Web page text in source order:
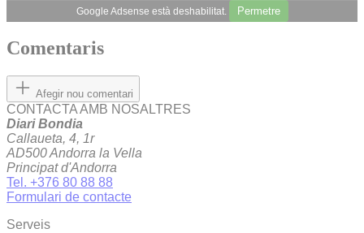
Google Adsense està deshabilitat. Permetre
Comentaris
Afegir nou comentari
CONTACTA AMB NOSALTRES
Diari Bondia
Callaueta, 4, 1r
AD500 Andorra la Vella
Principat d'Andorra
Tel. +376 80 88 88
Formulari de contacte
Serveis